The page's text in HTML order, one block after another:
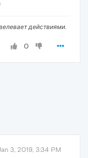
действиями.
0
3, 2019, 3:34 PM